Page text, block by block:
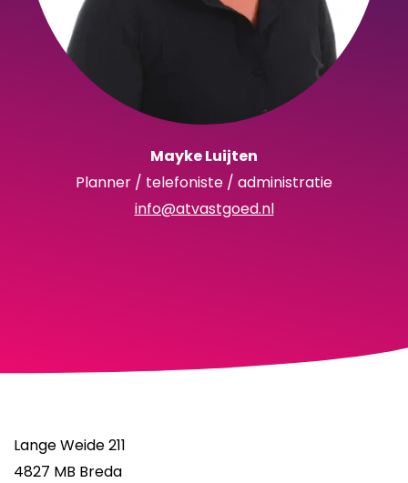
Mayke Luijten
Planner / telefoniste / administratie
info@atvastgoed.nl
Lange Weide 211
4827 MB Breda